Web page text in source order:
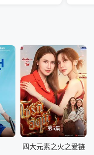
第5集
四大元素之火之爱链